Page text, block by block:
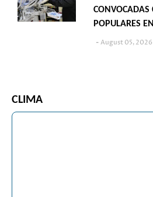
CONVOCADAS
POPULARES
August 05, 2026
CLIMA